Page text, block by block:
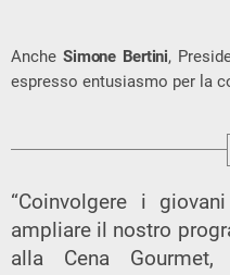
AncheSimone Bertini,
espresso entusiasmo per la
“Coinvolgere i
ampliare il nostro
alla Cena